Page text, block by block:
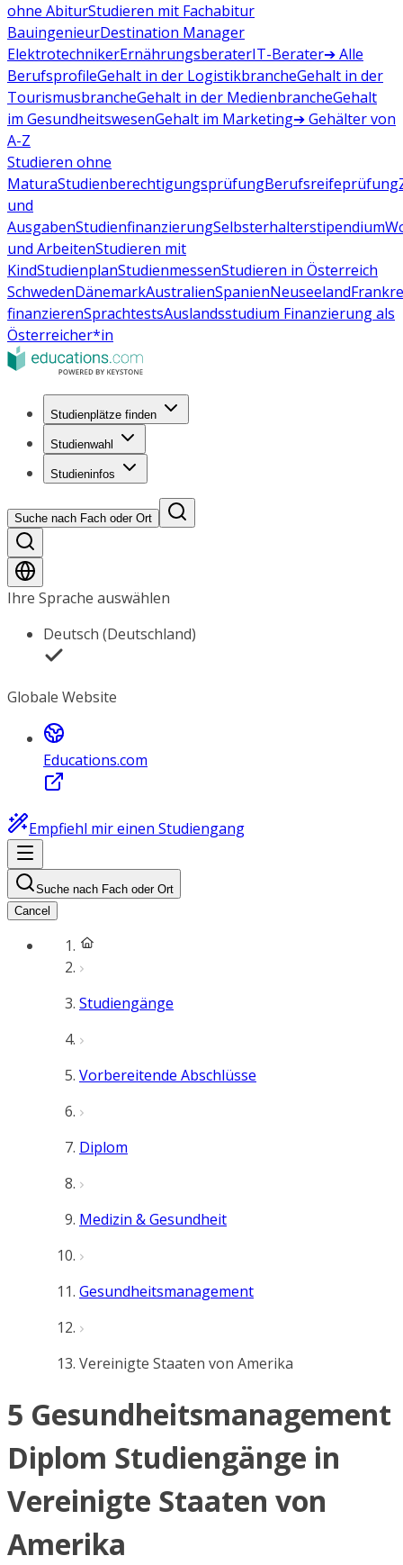
ohne AbiturStudieren mit Fachabitur
BauingenieurDestination Manager
ElektrotechnikerErnährungsberaterIT-Berater➔ Alle
BerufsprofileGehalt in der LogistikbrancheGehalt in der
TourismusbrancheGehalt in der MedienbrancheGehalt
im GesundheitswesenGehalt im Marketing➔ Gehälter von
A-Z
Studieren ohne
MaturaStudienberechtigungsprüfungBerufsreifeprüfung
und
AusgabenStudienfinanzierungSelbsterhalterstipendium
und ArbeitenStudieren mit
KindStudienplanStudienmessenStudieren in Österreich
SchwedenDänemarkAustralienSpanienNeuseeland
finanzierenSprachtestsAuslandsstudium Finanzierung als
Österreicher*in
Studienplätze finden
Studienwahl
Studieninfos
Suche nach Fach oder Ort
Ihre Sprache auswählen
Deutsch (Deutschland)
Globale Website
Educations.com
Empfiehl mir einen Studiengang
Suche nach Fach oder Ort
Cancel
Studiengänge
Vorbereitende Abschlüsse
Diplom
Medizin & Gesundheit
Gesundheitsmanagement
Vereinigte Staaten von Amerika
5 Gesundheitsmanagement
Diplom Studiengänge in
Vereinigte Staaten von
Amerika